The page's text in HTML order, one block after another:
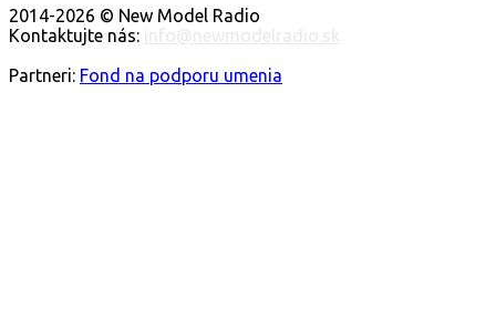
2014-2026 © New Model Radio
Kontaktujte nás:
Partneri: Fond na podporu umenia